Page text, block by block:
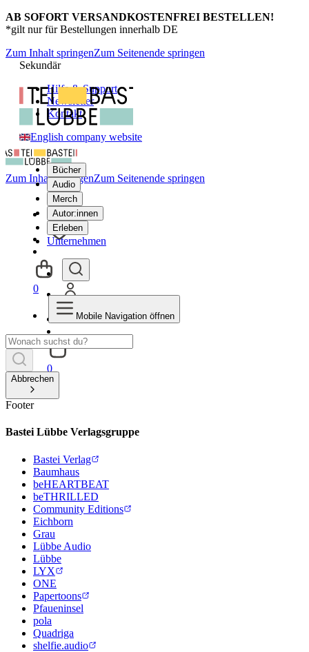
AB SOFORT VERSANDKOSTENFREI BESTELLEN!
*gilt nur für Bestellungen innerhalb DE
Zum Inhalt springenZum Seitenende springen
Sekundär
Hilfe & Support
Newsletter
Kontakt
English company website
Bücher
Audio
Merch
Autor:innen
Erleben
Unternehmen
0
Zum Inhalt springenZum Seitenende springen
0
Mobile Navigation öffnen
Abbrechen
Footer
Bastei Lübbe Verlagsgruppe
Bastei Verlag
Baumhaus
beHEARTBEAT
beTHRILLED
Community Editions
Eichborn
Grau
Lübbe Audio
Lübbe
LYX
ONE
Papertoons
Pfaueninsel
pola
Quadriga
shelfie.audio